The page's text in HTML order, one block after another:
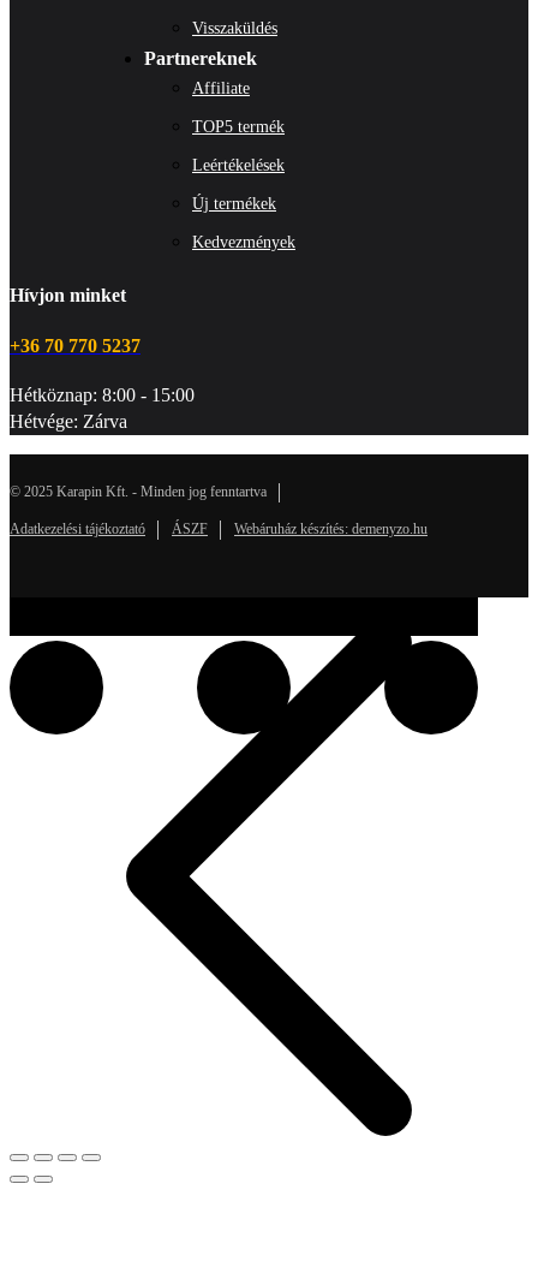
Visszaküldés
Partnereknek
Affiliate
TOP5 termék
Leértékelések
Új termékek
Kedvezmények
Hívjon minket
+36 70 770 5237
Hétköznap: 8:00 - 15:00
Hétvége: Zárva
© 2025 Karapin Kft. - Minden jog fenntartva
Adatkezelési tájékoztató ÁSZF Webáruház készítés: demenyzo.hu